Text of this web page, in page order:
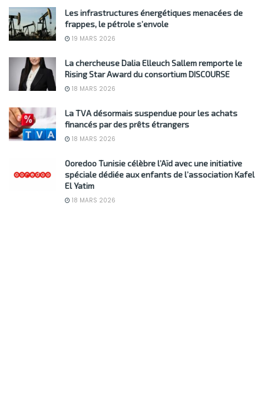
Les infrastructures énergétiques menacées de
frappes, le pétrole s’envole
19 MARS 2026
La chercheuse Dalia Elleuch Sallem remporte le
Rising Star Award du consortium DISCOURSE
18 MARS 2026
La TVA désormais suspendue pour les achats
financés par des prêts étrangers
18 MARS 2026
Ooredoo Tunisie célèbre l’Aïd avec une initiative
spéciale dédiée aux enfants de l’association Kafel
El Yatim
18 MARS 2026